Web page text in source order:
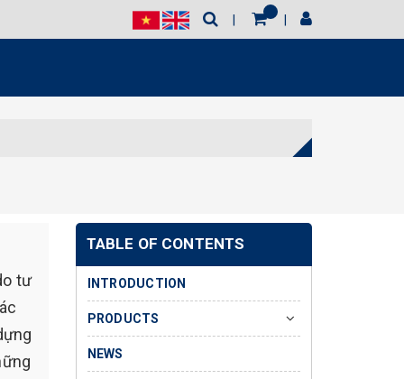
tư
TABLE OF CONTENTS
INTRODUCTION
PRODUCTS
NEWS